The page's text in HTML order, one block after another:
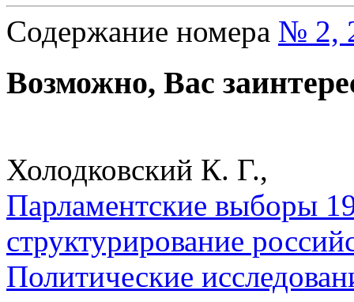
Содержание номера № 2,
Возможно, Вас
Холодковский К. Г.,
Парламентские выборы
структурирование
Политические